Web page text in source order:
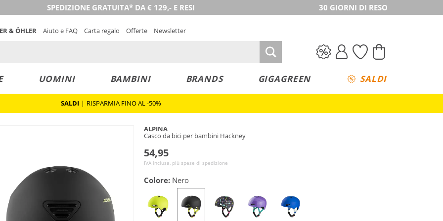
SPEDIZIONE GRATUITA* DA € 129,- E RESI 30 GIORNI DI RESO
& ÖHLER Aiuto e FAQ Carta regalo Offerte Newsletter
UOMINI BAMBINI BRANDS GIGAGREEN SALDI
SALDI | RISPARMIA FINO AL -50%
ALPINA
Casco da bici per bambini Hackney
54,95
IVA inclusa, più spese di spedizione
Colore: Nero